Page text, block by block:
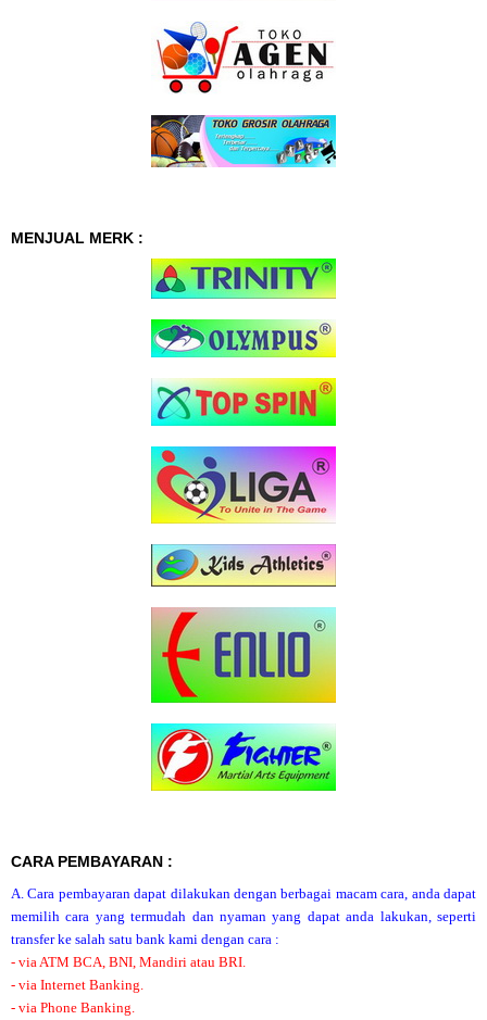
MENJUAL MERK :
CARA PEMBAYARAN :
A. Cara pembayaran dapat dilakukan dengan berbagai macam cara, anda dapat
memilih cara yang termudah dan nyaman yang dapat anda lakukan, seperti
transfer ke salah satu bank kami dengan cara :
- via ATM BCA, BNI, Mandiri atau BRI.
- via Internet Banking.
- via Phone Banking.